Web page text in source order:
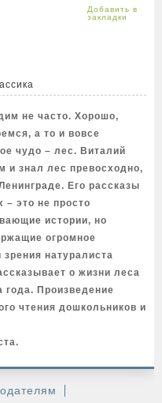
не часто. Хорошо,
а то и вовсе
чудо – лес. Виталий
и знал лес превосходно,
Его рассказы
– это не просто
истории, но
огромное
зрения натуралиста
о жизни леса
года. Произведение
чтения дошкольников и